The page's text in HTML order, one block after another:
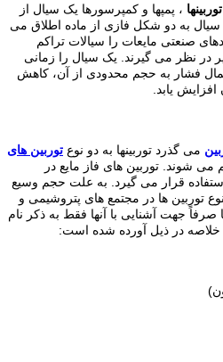
توربینها ، پمپها و کمپرسورها یک سیال از
به دو شکل فازی از ماده اطلاق می
صنعتی مایعات را سیالات تراکم
در نظر می گیرند. یک سیال را زمانی
فشار به حجم محدودی از آن، کاهش
یابد.
می گذرد توربینها به دو نوع توربین های
می شوند. توربین های فاز مایع در
قرار می گیرد. به علت حجم وسیع
توربین ها در مجتمع های پتروشیمی و
صرفاً جهت آشنایی با آنها فقط به ذکر نام
خلاصه در ذیل آورده شده است: